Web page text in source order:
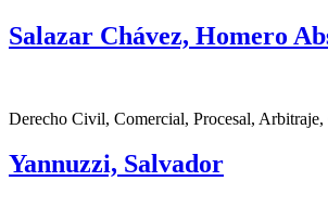
Salazar Chávez, Homero
Derecho Civil, Comercial, Procesal, Arbitraje,
Yannuzzi, Salvador